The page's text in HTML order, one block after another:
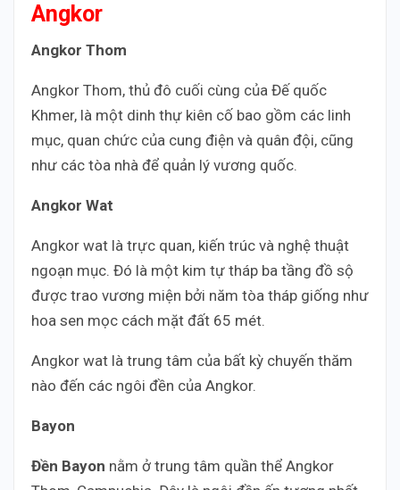
Angkor
Angkor Thom
Angkor Thom, thủ đô cuối cùng của Đế quốc
Khmer, là một dinh thự kiên cố bao gồm các linh
mục, quan chức của cung điện và quân đội, cũng
như các tòa nhà để quản lý vương quốc.
Angkor Wat
Angkor wat là trực quan, kiến ​​trúc và nghệ thuật
ngoạn mục. Đó là một kim tự tháp ba tầng đồ sộ
được trao vương miện bởi năm tòa tháp giống như
hoa sen mọc cách mặt đất 65 mét.
Angkor wat là trung tâm của bất kỳ chuyến thăm
nào đến các ngôi đền của Angkor.
Bayon
Đền Bayon nằm ở trung tâm quần thể Angkor